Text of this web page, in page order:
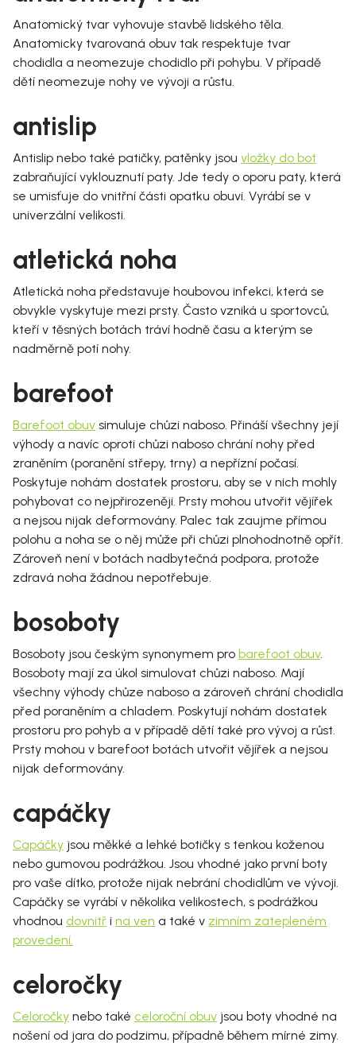
Anatomický tvar vyhovuje stavbě lidského těla.
Anatomicky tvarovaná obuv tak respektuje tvar
chodidla a neomezuje chodidlo při pohybu. V případě
dětí neomezuje nohy ve vývoji a růstu.
antislip
Antislip nebo také patičky, patěnky jsou vložky do bot
zabraňující vyklouznutí paty. Jde tedy o oporu paty, která
se umisťuje do vnitřní části opatku obuvi. Vyrábí se v
univerzální velikosti.
atletická noha
Atletická noha představuje houbovou infekci, která se
obvykle vyskytuje mezi prsty. Často vzniká u sportovců,
kteří v těsných botách tráví hodně času a kterým se
nadměrně potí nohy.
barefoot
Barefoot obuv simuluje chůzi naboso. Přináší všechny její
výhody a navíc oproti chůzi naboso chrání nohy před
zraněním (poranění střepy, trny) a nepřízní počasí.
Poskytuje nohám dostatek prostoru, aby se v nich mohly
pohybovat co nejpřirozeněji. Prsty mohou utvořit vějířek
a nejsou nijak deformovány. Palec tak zaujme přímou
polohu a noha se o něj může při chůzi plnohodnotně opřít.
Zároveň není v botách nadbytečná podpora, protože
zdravá noha žádnou nepotřebuje.
bosoboty
Bosoboty jsou českým synonymem pro barefoot obuv.
Bosoboty mají za úkol simulovat chůzi naboso. Mají
všechny výhody chůze naboso a zároveň chrání chodidla
před poraněním a chladem. Poskytují nohám dostatek
prostoru pro pohyb a v případě dětí také pro vývoj a růst.
Prsty mohou v barefoot botách utvořit vějířek a nejsou
nijak deformovány.
capáčky
Capáčky jsou měkké a lehké botičky s tenkou koženou
nebo gumovou podrážkou. Jsou vhodné jako první boty
pro vaše dítko, protože nijak nebrání chodidlům ve vývoji.
Capáčky se vyrábí v několika velikostech, s podrážkou
vhodnou dovnitř i na ven a také v zimním zatepleném
provedení.
celoročky
Celoročky nebo také celoroční obuv jsou boty vhodné na
nošení od jara do podzimu, případně během mírné zimy.